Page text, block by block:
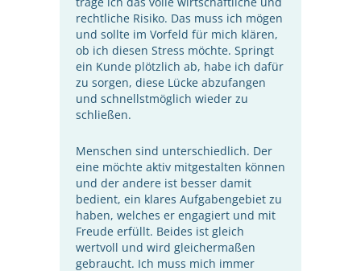
rechtliche Risiko. Das muss ich mögen
und sollte im Vorfeld für mich klären,
ob ich diesen Stress möchte. Springt
ein Kunde plötzlich ab, habe ich dafür
zu sorgen, diese Lücke abzufangen
und schnellstmöglich wieder zu
schließen.
Menschen sind unterschiedlich. Der
eine möchte aktiv mitgestalten können
und der andere ist besser damit
bedient, ein klares Aufgabengebiet zu
haben, welches er engagiert und mit
Freude erfüllt. Beides ist gleich
wertvoll und wird gleichermaßen
gebraucht. Ich muss mich immer